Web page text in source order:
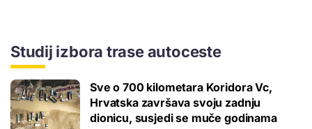
Studij izbora trase autoceste
Sve o 700 kilometara Koridora Vc,
Hrvatska završava svoju zadnju
dionicu, susjedi se muče godinama